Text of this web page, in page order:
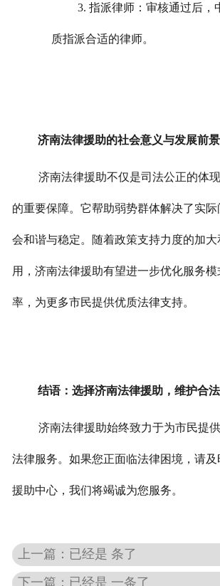
3. 指派律师：审核通过后，
质指派合适的律师。
济南法律援助的社会意义与发展前景
济南法律援助不仅是司法公正的体
的重要保障。它帮助弱势群体解决了实
会和谐与稳定。 随着政策支持力度的加
用，济南法律援助有望进一步优化服务
率，为更多市民提供优质法律支持。
结语：选择济南法律援助，维护合
济南法律援助始终致力于为市民提
法律服务。如果您正面临法律困境，请
援助中心，我们将竭诚为您服务。
上一篇：已经是 条了
下一篇：已经是 一条了